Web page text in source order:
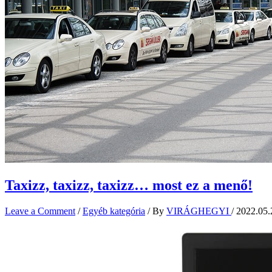
Taxizz, taxizz, taxizz… most ez a menő!
Leave a Comment /Egyéb kategória / By VIRÁGHEGYI /